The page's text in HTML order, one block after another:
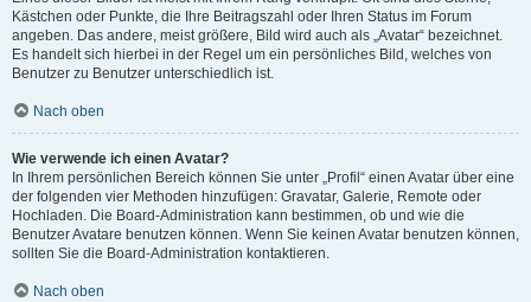
Kästchen oder Punkte, die Ihre Beitragszahl oder Ihren Status im Forum
angeben. Das andere, meist größere, Bild wird auch als „Avatar“ bezeichnet.
Es handelt sich hierbei in der Regel um ein persönliches Bild, welches von
Benutzer zu Benutzer unterschiedlich ist.
Nach oben
Wie verwende ich einen Avatar?
In Ihrem persönlichen Bereich können Sie unter „Profil“ einen Avatar über eine
der folgenden vier Methoden hinzufügen: Gravatar, Galerie, Remote oder
Hochladen. Die Board-Administration kann bestimmen, ob und wie die
Benutzer Avatare benutzen können. Wenn Sie keinen Avatar benutzen können,
sollten Sie die Board-Administration kontaktieren.
Nach oben